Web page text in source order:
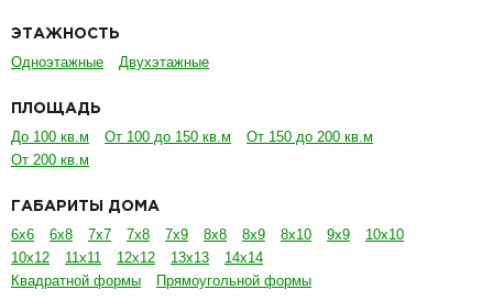
ЭТАЖНОСТЬ
Одноэтажные Двухэтажные
ПЛОЩАДЬ
До 100 кв.м От 100 до 150 кв.м
От 150 до 200 кв.м
От 200 кв.м
ГАБАРИТЫ ДОМА
6х6 6х8 7х7 7х8 7х9 8х8 8х9 8х10 9х9
10х10
10х12
11х11 12х12 13х13
14х14
Квадратной формы
Прямоугольной формы